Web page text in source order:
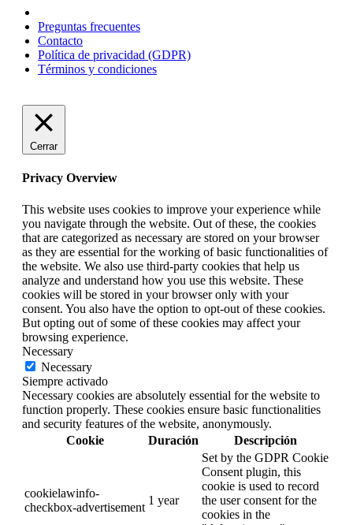
Preguntas frecuentes
Contacto
Política de privacidad (GDPR)
Términos y condiciones
Cerrar
Privacy Overview
This website uses cookies to improve your experience while
you navigate through the website. Out of these, the cookies
that are categorized as necessary are stored on your browser
as they are essential for the working of basic functionalities of
the website. We also use third-party cookies that help us
analyze and understand how you use this website. These
cookies will be stored in your browser only with your
consent. You also have the option to opt-out of these cookies.
But opting out of some of these cookies may affect your
browsing experience.
Necessary
Necessary
Siempre activado
Necessary cookies are absolutely essential for the website to
function properly. These cookies ensure basic functionalities
and security features of the website, anonymously.
Cookie
Duración Descripción
cookielawinfo-
checkbox-advertisement
1 year
Set by the GDPR Cookie
Consent plugin, this
cookie is used to record
the user consent for the
cookies in the